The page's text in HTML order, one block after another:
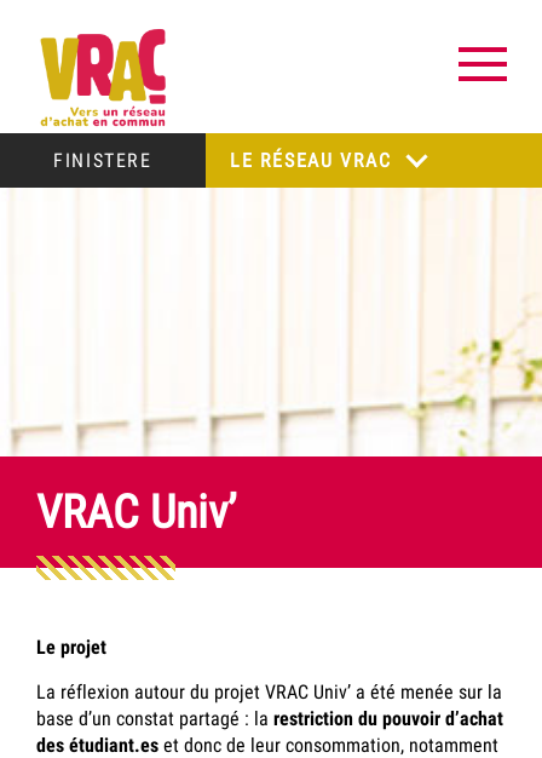
FINISTERE LE RÉSEAU VRAC
VRAC Univ’
Le projet
La réflexion autour du projet VRAC Univ’ a été menée sur la
base d’un constat partagé : la restriction du pouvoir d’achat
des étudiant.es et donc de leur consommation, notamment